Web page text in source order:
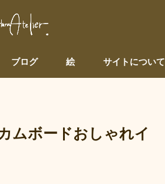
ブログ 絵 サイトについて
ムボードおしゃれイ